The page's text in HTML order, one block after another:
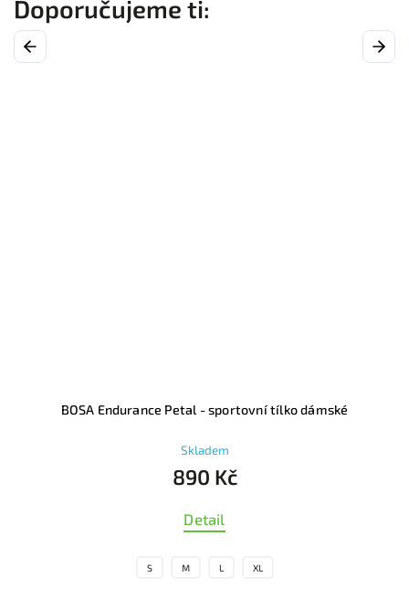
Previous
BOSA Merino Aztec- dlouhé triko pánské
Skladem
1 890 Kč
Next